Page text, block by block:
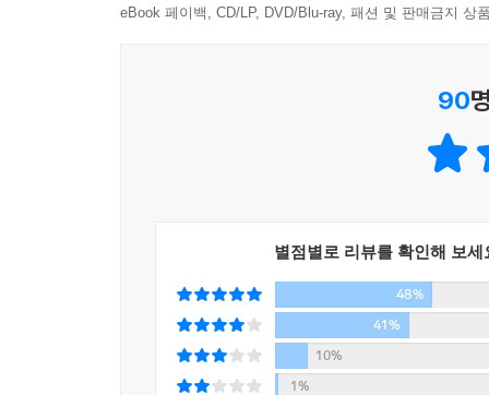
말이 너무 길어지는 까닭은 자꾸만 곁가지를 치기
군소리가 자주 나오게 된다. 이런 식으로는 발언
였으나, 페로는 전투적이었고 초조감을 드러냈
고 불평했다. 많은 사람들에게 이러한 상황은, 토
게 어떻게 패하는지를 보여주는 전형이었다. - 222
--- 본문 중에서
구체적으로 담겨 있다. ‘질문만 잘해도 대화는 끊기
상대의 마음을 단숨에 사로잡는 최고의 말하기 노
기술을 넘어 진정성 있는 소통법이며, 말 잘하는
있었던 이유를 보여준다. 자신보다 상대방을 돋
누구든 어떤 상대도 단숨에 사로잡을 수 있었
교과서’라 부르며 이 책을 극찬해왔다.
말하지 않고 사는 사람은 없지만, 말을 잘하는
eBook 페이백, CD/LP, DVD/Blu-ray, 패션 및 판매금지 상
90
별점별로 리뷰를 확인해 보세
48%
41%
10%
1%